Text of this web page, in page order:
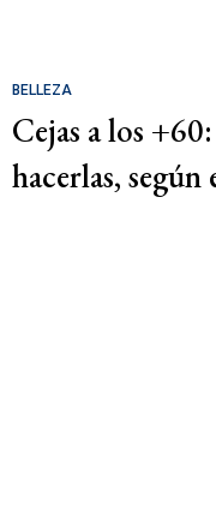
BELLEZA
Cejas a los
hacerlas, según